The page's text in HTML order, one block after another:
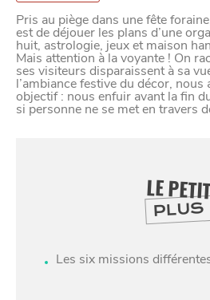
Pris au piège dans une fête
est de déjouer les plans d’une
huit, astrologie, jeux et maison
Mais attention à la voyante ! On
ses visiteurs disparaissent à sa
l’ambiance festive du décor, nous
objectif : nous enfuir avant la fin
si personne ne se met en travers
LE
PLUS
Les six missions SE